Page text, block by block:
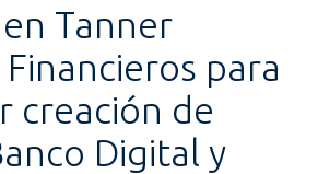
Tanner
para
creación de
Digital y